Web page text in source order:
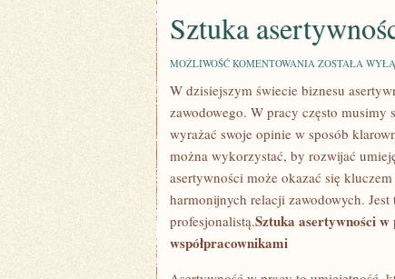
Sztuka
MOŻLIWOŚĆ KOMENTOWANIA SZTUKA
W
KLUCZ
DO
SUKCESU
ZOSTAŁA
W dzisiejszym⁢ świecie biznesu
zawodowego. W pracy często‌ musimy
wyrażać swoje opinie w sposób
można ‍wykorzystać, ‌by rozwijać
asertywności może ⁤okazać się
harmonijnych relacji zawodowych.
profesjonalistą.Sztuka asertywności
współpracownikami